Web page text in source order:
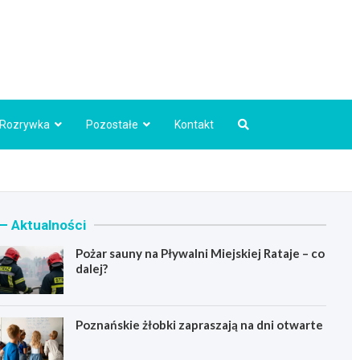
Rozrywka Pozostałe Kontakt
Aktualności
Pożar sauny na Pływalni Miejskiej Rataje – co
dalej?
Poznańskie żłobki zapraszają na dni otwarte